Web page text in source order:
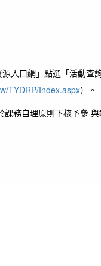
入口網」點選「活動查
TYDRP/Index.aspx）。
務自理原則下核予參